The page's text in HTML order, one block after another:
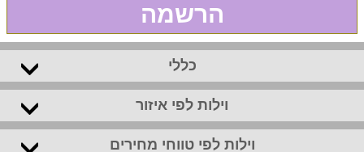
הרשמה
כללי
וילות לפי איזור
וילות לפי טווחי מחירים